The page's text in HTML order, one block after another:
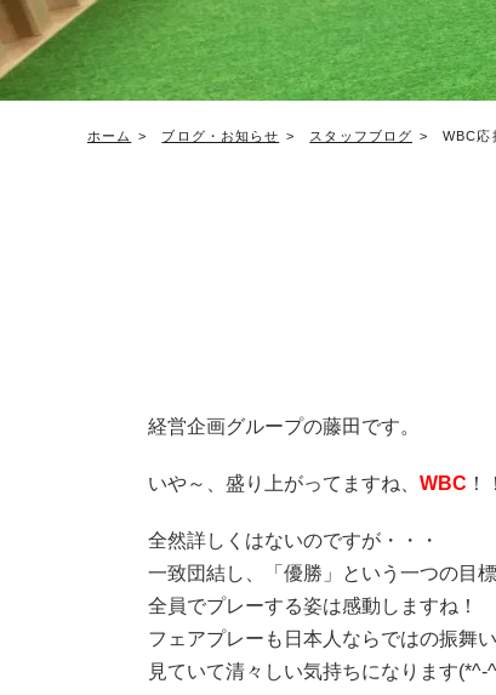
ホーム ブログ・お知らせ スタッフブログ WBC応
経営企画グループの藤田です。
いや～、盛り上がってますね、 WBC ！！
全然詳しくはないのですが・・・
一致団結し、「優勝」という一つの目
全員でプレーする姿は感動しますね！
フェアプレーも日本人ならではの振舞い
見ていて清々しい気持ちになります(*^-